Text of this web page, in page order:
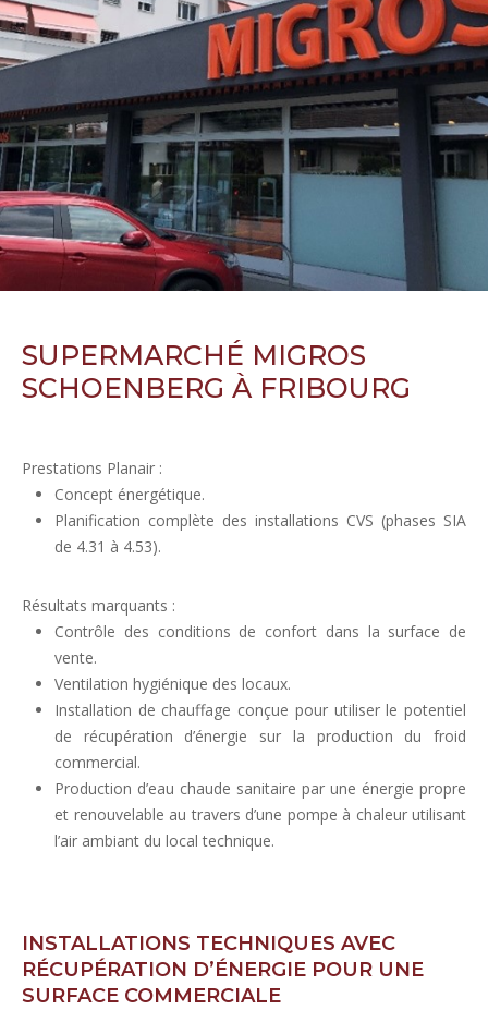
SUPERMARCHÉ MIGROS
SCHOENBERG À FRIBOURG
Prestations Planair :
Concept énergétique.
Planification complète des installations CVS (phases SIA
de 4.31 à 4.53).
Résultats marquants :
Contrôle des conditions de confort dans la surface de
vente.
Ventilation hygiénique des locaux.
Installation de chauffage conçue pour utiliser le potentiel
de récupération d’énergie sur la production du froid
commercial.
Production d’eau chaude sanitaire par une énergie propre
et renouvelable au travers d’une pompe à chaleur utilisant
l’air ambiant du local technique.
INSTALLATIONS TECHNIQUES AVEC
RÉCUPÉRATION D’ÉNERGIE POUR UNE
SURFACE COMMERCIALE